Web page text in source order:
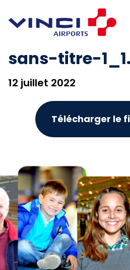
sans-titre-
12 juillet 2022
Télécharger le